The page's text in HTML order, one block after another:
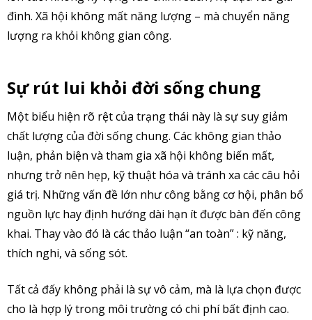
đình. Xã hội không mất năng lượng – mà chuyển năng
lượng ra khỏi không gian công.
Sự rút lui khỏi đời sống chung
Một biểu hiện rõ rệt của trạng thái này là sự suy giảm
chất lượng của đời sống chung. Các không gian thảo
luận, phản biện và tham gia xã hội không biến mất,
nhưng trở nên hẹp, kỹ thuật hóa và tránh xa các câu hỏi
giá trị. Những vấn đề lớn như công bằng cơ hội, phân bổ
nguồn lực hay định hướng dài hạn ít được bàn đến công
khai. Thay vào đó là các thảo luận “an toàn” : kỹ năng,
thích nghi, và sống sót.
Tất cả đấy không phải là sự vô cảm, mà là lựa chọn được
cho là hợp lý trong môi trường có chi phí bất định cao.